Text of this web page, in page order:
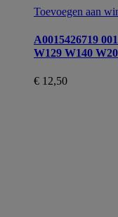
Toevoegen aan
A0015426719
W129 W140
€ 12,50